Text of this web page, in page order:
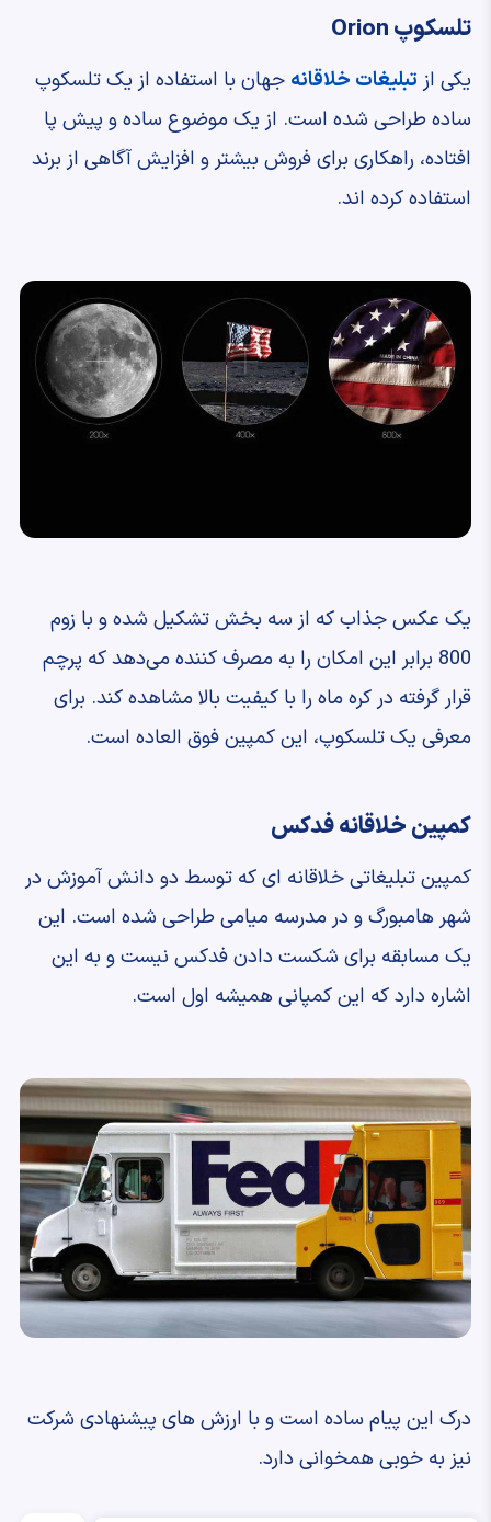
تلسکوپ Orion
یکی از تبلیغات خلاقانهجهان با استفاده از یک تلسکوپ
ساده طراحی شده است. از یک موضوع ساده و پیش پا
افتاده، راهکاری برای فروش بیشتر و افزایش آگاهی از برند
استفاده کرده اند.
یک عکس جذاب که از سه بخش تشکیل شده و با زوم
800 برابر این امکان را به مصرف کننده می‌دهد که پرچم
قرار گرفته در کره ماه را با کیفیت بالا مشاهده کند. برای
معرفی یک تلسکوپ، این کمپین فوق العاده است.
کمپین خلاقانه فدکس
کمپین تبلیغاتی خلاقانه ای که توسط دو دانش آموزش در
شهر هامبورگ و در مدرسه میامی طراحی شده است. این
یک مسابقه برای شکست دادن فدکس نیست و به این
اشاره دارد که این کمپانی همیشه اول است.
درک این پیام ساده است و با ارزش های پیشنهادی شرکت
نیز به خوبی همخوانی دارد.